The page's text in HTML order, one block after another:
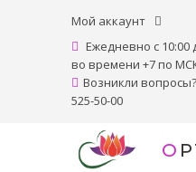
Мой аккаунт
Ежедневно с 10:00
во времени +7 по
Возникли
525-50-00